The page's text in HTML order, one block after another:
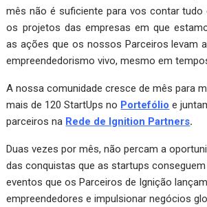
mês não é suficiente para vos contar
os projetos das empresas em que
as ações que os nossos Parceiros levam
empreendedorismo vivo, mesmo em
A nossa comunidade cresce de mês para
mais de 120 StartUps no Portefólio e
parceiros na Rede de Ignition Partners.
Duas vezes por mês, não percam a
das conquistas que as startups
eventos que os Parceiros de Ignição
empreendedores e impulsionar negócios